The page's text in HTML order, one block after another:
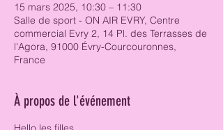
15 mars 2025, 10:30 – 11:30
Salle de sport - ON AIR EVRY, Centre
commercial Evry 2, 14 Pl. des Terrasses de
l'Agora, 91000 Évry-Courcouronnes,
France
À propos de l'événement